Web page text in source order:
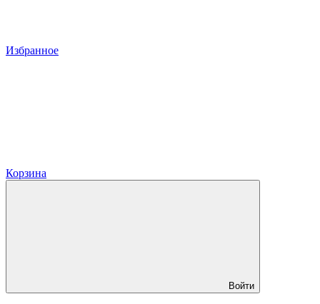
Избранное
Корзина
Войти